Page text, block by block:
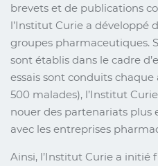
brevets et de publications
l’Institut Curie a développé
groupes pharmaceutiques.
sont établis dans le cadre
essais sont conduits
500 malades), l’Institut
nouer des partenariats
avec les entreprises
Ainsi, l’Institut Curie a initié